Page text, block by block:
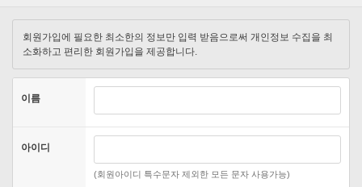
가입완료
회원가입에 필요한 최소한의 정보만 입력 받음으로써 개인정보 수집을 최
소화하고 편리한 회원가입을 제공합니다.
이름
아이디
(회원아이디 특수문자 제외한 모든 문자 사용가능)